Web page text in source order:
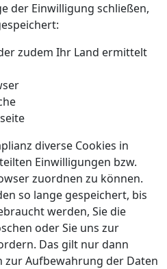
der Einwilligung schließen,
zudem Ihr Land ermittelt
diverse Cookies in
Einwilligungen bzw.
zuordnen zu können.
so lange gespeichert, bis
werden, Sie die
oder Sie uns zur
Das gilt nur dann
zur Aufbewahrung der Daten